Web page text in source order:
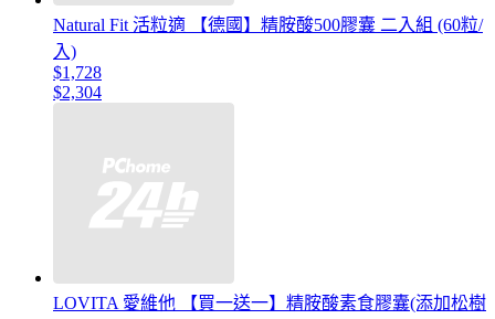
Natural Fit 活粒適 【德國】精胺酸500膠囊 二入組 (60粒/
入)
$1,728
$2,304
LOVITA 愛維他 【買一送一】精胺酸素食膠囊(添加松樹